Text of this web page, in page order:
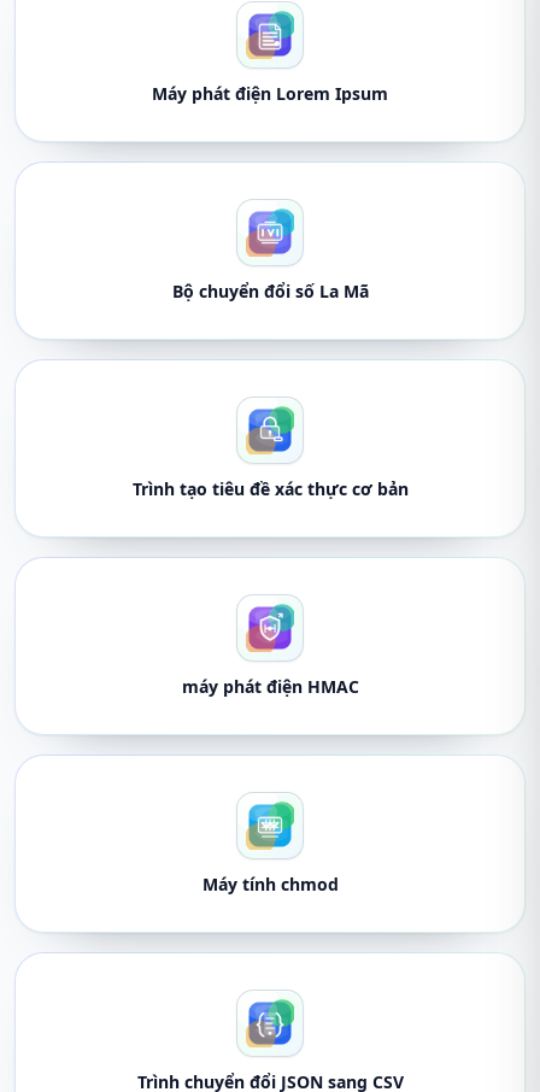
Máy phát điện Lorem Ipsum
Bộ chuyển đổi số La Mã
Trình tạo tiêu đề xác thực cơ bản
máy phát điện HMAC
Máy tính chmod
Trình chuyển đổi JSON sang CSV